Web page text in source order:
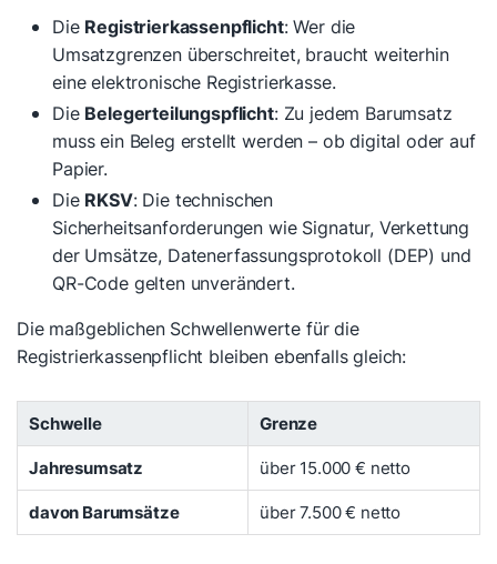
Die Registrierkassenpflicht: Wer die
Umsatzgrenzen überschreitet, braucht weiterhin
eine elektronische Registrierkasse.
Die Belegerteilungspflicht: Zu jedem Barumsatz
muss ein Beleg erstellt werden – ob digital oder auf
Papier.
Die RKSV: Die technischen
Sicherheitsanforderungen wie Signatur, Verkettung
der Umsätze, Datenerfassungsprotokoll (DEP) und
QR-Code gelten unverändert.
Die maßgeblichen Schwellenwerte für die
Registrierkassenpflicht bleiben ebenfalls gleich:
Schwelle
Grenze
Jahresumsatz
über 15.000 € netto
davon Barumsätze
über 7.500 € netto